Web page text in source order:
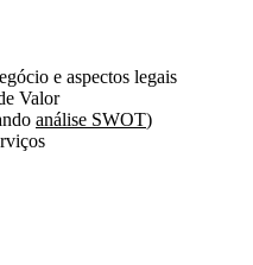
e aspectos legais
Valor
análise SWOT)